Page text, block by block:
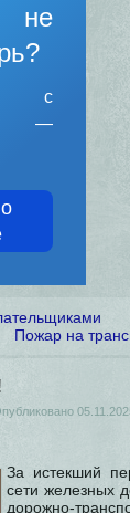
не
с
—
Пожар на
За истекший
сети железных
дорожно-